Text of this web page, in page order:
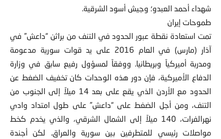
شهداء أحمد العبدو؛ وجيش أسود الشرقية.
طموحات إيران
تمت استعادة نقطة عبور الحدود في التنف من براثن “داعش” في
آذار (مارس) في العام 2016 على يد قوات سورية مدعومة
ومدربة أميركياً وبريطانيا. ووفقاً لمسؤول رفيع سابق في وزارة
الدفاع الأميركية، فإن دور هذه الوحدات كان تخفيف الضغط عن
الحدود مع الأردن الذي يقع على بعد 14 ميلاً إلى الجنوب من
التنف، ومن أجل الضغط على “داعش” على طول امتداد وادي
نهرالفرات، 140 ميلاً إلى الشمال الشرقي، والذي يخدم كخط
مواصلات رئيسي للمتطرفين بين سورية والعراق. لكن أجندة